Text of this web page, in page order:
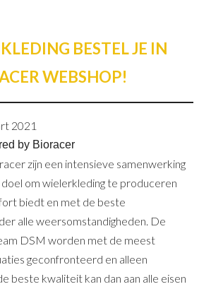
BESTEL JE IN
WEBSHOP!
2021
by Bioracer
zijn een intensieve samenwerking
doel om wielerkleding te produceren
biedt en met de beste
alle weersomstandigheden. De
DSM worden met de meest
geconfronteerd en alleen
beste kwaliteit kan dan aan alle eisen